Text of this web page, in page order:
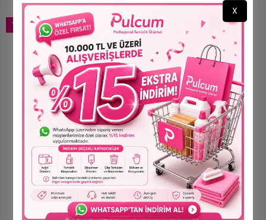
YENI
Şeffaf Boncuk Kutusu
Organizer Kilitli Çiçek - 7
Gözlü
80,00 TL
YENI
Şeffaf Boncuk Kutusu
Organizer Kilitli Elma - 11
Gözlü
80,00 TL
X